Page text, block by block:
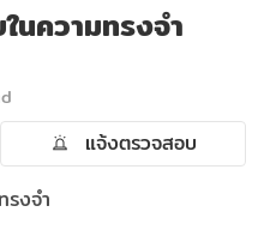
นความทรงจำ
แจ้งตรวจสอบ